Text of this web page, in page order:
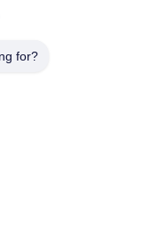
a máquina
for?